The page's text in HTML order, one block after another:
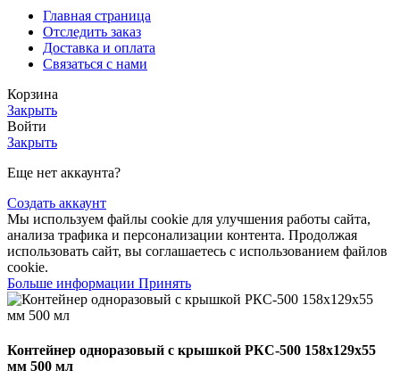
Главная страница
Отследить заказ
Доставка и оплата
Связаться с нами
Корзина
Закрыть
Войти
Закрыть
Еще нет аккаунта?
Создать аккаунт
Мы используем файлы cookie для улучшения работы сайта,
анализа трафика и персонализации контента. Продолжая
использовать сайт, вы соглашаетесь с использованием файлов
cookie.
Больше информации Принять
Контейнер одноразовый с крышкой РКС-500 158х129х55
мм 500 мл